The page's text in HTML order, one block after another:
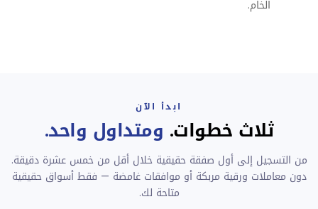
الخام.
ابدأ الآن
ثلاث خطوات. ومتداول واحد.
من التسجيل إلى أول صفقة حقيقية خلال أقل من خمس عشرة دقيقة.
دون معاملات ورقية مربكة أو موافقات غامضة — فقط أسواق حقيقية
متاحة لك.